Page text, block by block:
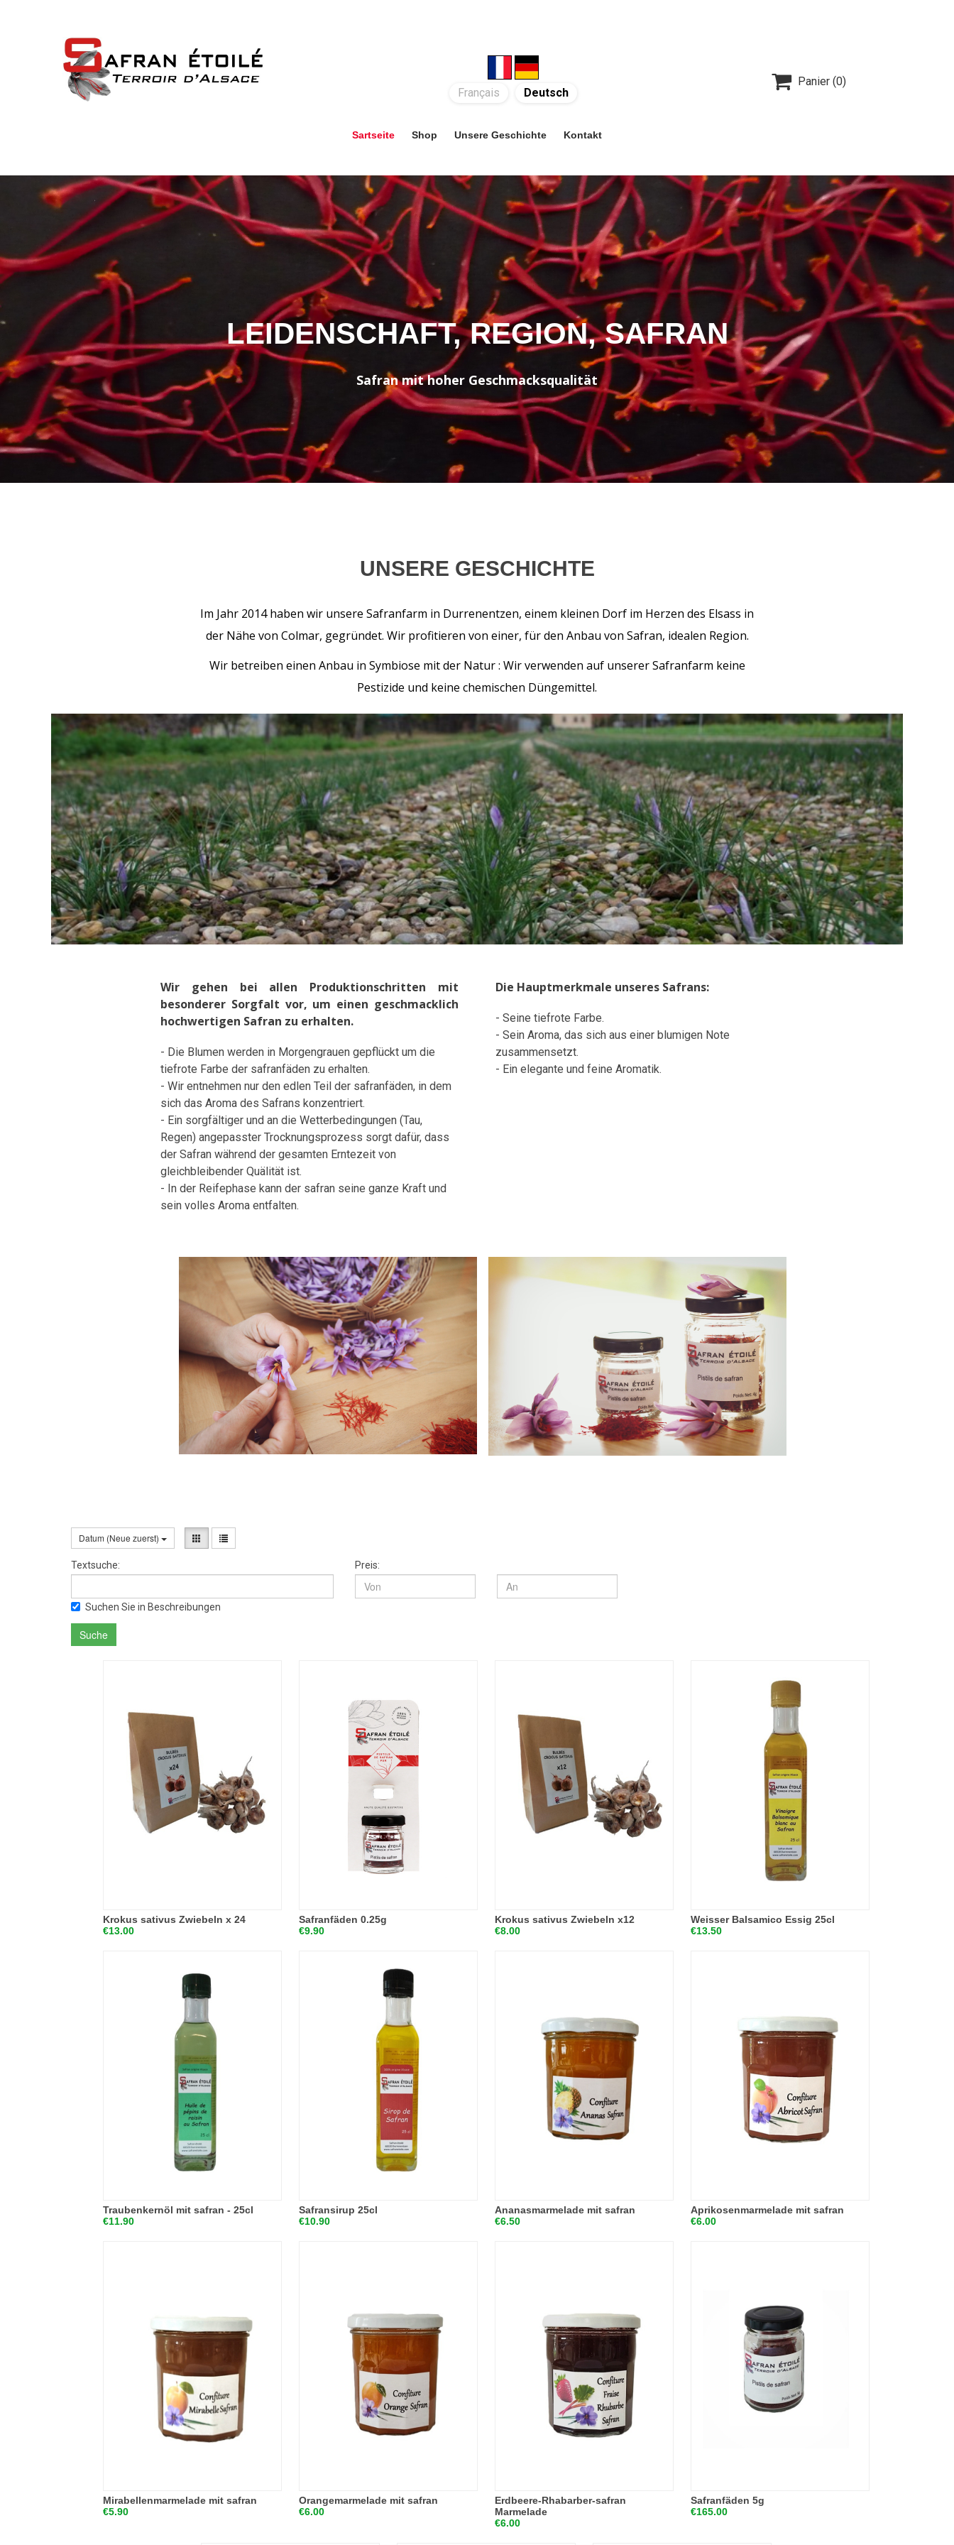
Français Deutsch
 Panier (0)
Sartseite Shop Unsere Geschichte Kontakt
LEIDENSCHAFT, REGION, SAFRAN
Safran mit hoher Geschmacksqualität
UNSERE GESCHICHTE
Im Jahr 2014 haben wir unsere Safranfarm in Durrenentzen, einem kleinen Dorf im Herzen des Elsass in
der Nähe von Colmar, gegründet. Wir profitieren von einer, für den Anbau von Safran, idealen Region.
Wir betreiben einen Anbau in Symbiose mit der Natur : Wir verwenden auf unserer Safranfarm keine
Pestizide und keine chemischen Düngemittel.
Wir gehen bei allen Produktionschritten mit
besonderer Sorgfalt vor, um einen geschmacklich
hochwertigen Safran zu erhalten.
- Die Blumen werden in Morgengrauen gepflückt um die
tiefrote Farbe der safranfäden zu erhalten.
- Wir entnehmen nur den edlen Teil der safranfäden, in dem
sich das Aroma des Safrans konzentriert.
- Ein sorgfältiger und an die Wetterbedingungen (Tau,
Regen) angepasster Trocknungsprozess sorgt dafür, dass
der Safran während der gesamten Erntezeit von
gleichbleibender Quälität ist.
- In der Reifephase kann der safran seine ganze Kraft und
sein volles Aroma entfalten.
Die Hauptmerkmale unseres Safrans:
- Seine tiefrote Farbe.
- Sein Aroma, das sich aus einer blumigen Note
zusammensetzt.
- Ein elegante und feine Aromatik.
Datum (Neue zuerst)
Textsuche:
Suchen Sie in Beschreibungen
Preis:
Suche
Krokus sativus Zwiebeln x 24
€13.00
Safranfäden 0.25g
€9.90
Krokus sativus Zwiebeln x12
€8.00
Weisser Balsamico Essig 25cl
€13.50
Traubenkernöl mit safran - 25cl
€11.90
Safransirup 25cl
€10.90
Ananasmarmelade mit safran
€6.50
Aprikosenmarmelade mit safran
€6.00
Mirabellenmarmelade mit safran
€5.90
Orangemarmelade mit safran
€6.00
Erdbeere-Rhabarber-safran
Marmelade
€6.00
Safranfäden 5g
€165.00